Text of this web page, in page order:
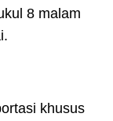
8 malam
khusus